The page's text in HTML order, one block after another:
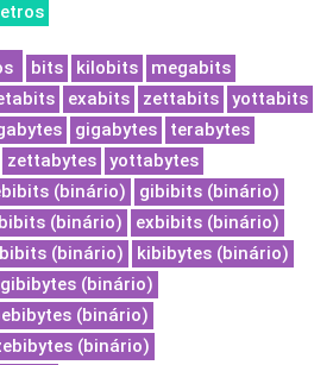
bits kilobits
megabits
exabits zettabits
yottabits
gigabytes
terabytes
zettabytes
yottabytes
(binário)
gibibits (binário)
(binário)
exbibits (binário)
(binário)
kibibytes (binário)
gibibytes (binário)
(binário)
(binário)